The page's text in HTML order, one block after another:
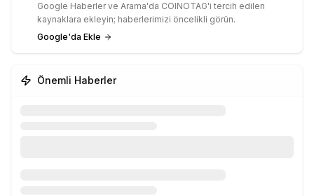
Google Haberler ve Arama'da COINOTAG'i tercih edilen
kaynaklara ekleyin; haberlerimizi öncelikli görün.
Google'da Ekle
Önemli Haberler